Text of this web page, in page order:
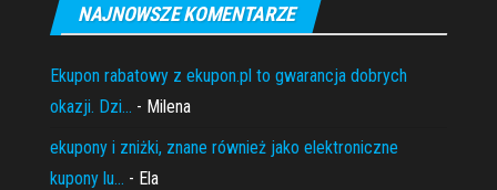
NAJNOWSZE KOMENTARZE
Ekupon rabatowy z ekupon.pl to gwarancja dobrych
okazji. Dzi... - Milena
ekupony i zniżki, znane również jako elektroniczne
kupony lu... - Ela